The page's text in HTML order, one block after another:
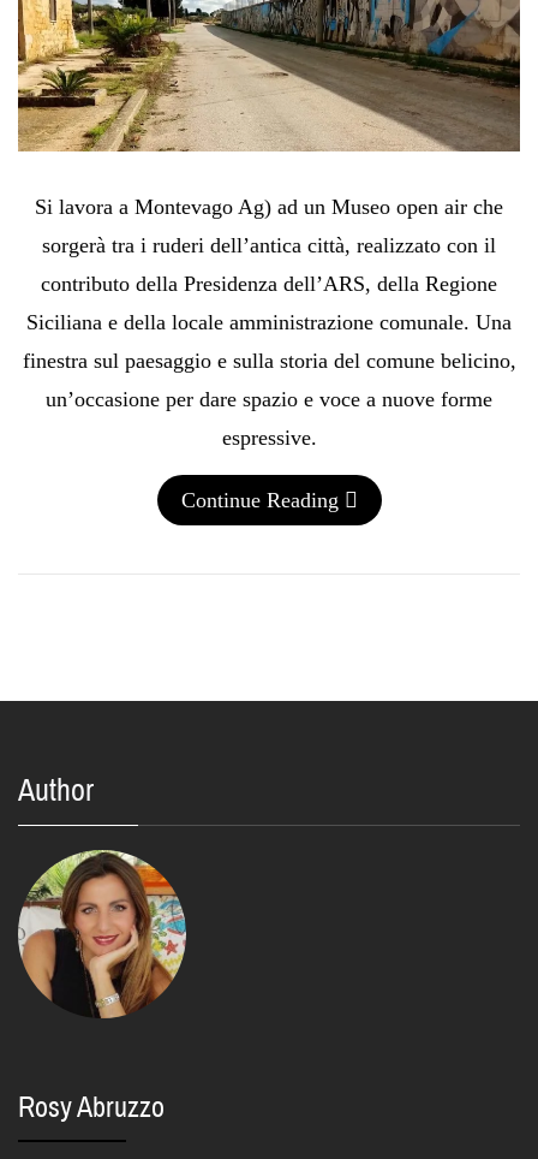
Si lavora a Montevago Ag) ad un Museo open air che
sorgerà tra i ruderi dell’antica città, realizzato con il
contributo della Presidenza dell’ARS, della Regione
Siciliana e della locale amministrazione comunale. Una
finestra sul paesaggio e sulla storia del comune belicino,
un’occasione per dare spazio e voce a nuove forme
espressive.
Continue Reading
Author
Rosy Abruzzo